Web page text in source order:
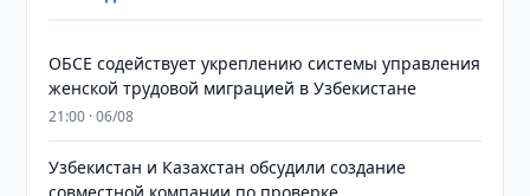
ОБСЕ содействует укреплению системы управления
женской трудовой миграцией в Узбекистане
21:00 · 06/08
Узбекистан и Казахстан обсудили создание